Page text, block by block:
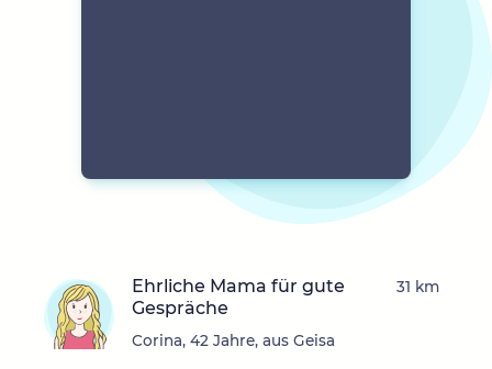
Ehrliche Mama für gute
Gespräche
Corina, 42 Jahre, aus Geisa
31 km